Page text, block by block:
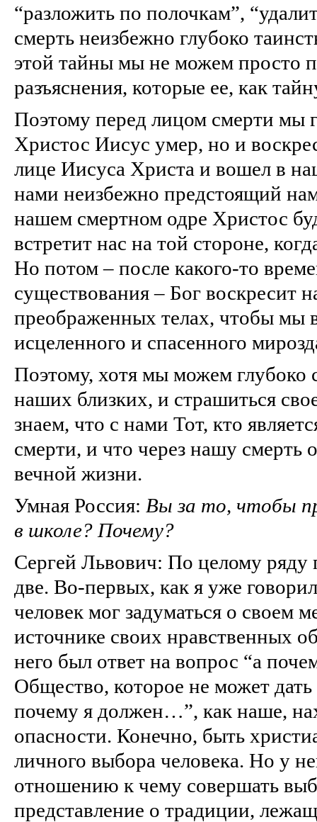
“разложить по полочкам”,
смерть неизбежно глубоко
этой тайны мы не можем просто
разъяснения, которые ее, как
Поэтому перед лицом смерти мы
Христос Иисус умер, но и
лице Иисуса Христа и вошел в
нами неизбежно предстоящий
нашем смертном одре Христос
встретит нас на той стороне,
Но потом – после какого-то
существования – Бог воскресит
преображенных телах, чтобы мы
исцеленного и спасенного
Поэтому, хотя мы можем глубоко
наших близких, и страшиться
знаем, что с нами Тот, кто
смерти, и что через нашу смерть
вечной жизни.
Умная Россия: Вы за то, чтобы
в школе? Почему?
Сергей Львович: По целому ряду
две. Во-первых, как я уже
человек мог задуматься о своем
источнике своих нравственных
него был ответ на вопрос “а
Общество, которое не может дать
почему я должен…”, как наше,
опасности. Конечно, быть
личного выбора человека. Но у
отношению к чему совершать
представление о традиции,